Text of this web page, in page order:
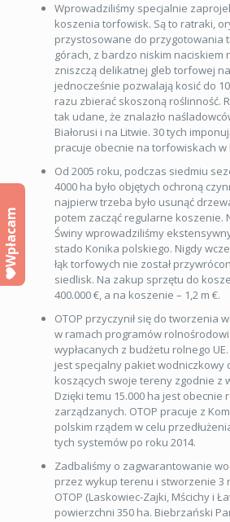
Wprowadziliśmy specjalnie
koszenia torfowisk. Są to ratraki,
przystosowane do przygotowania
górach, z bardzo niskim naciskiem
zniszczą delikatnej gleb torfowej
jednocześnie pozwalają kosić do
razu zbierać skoszoną roślinność.
tak udane, że znalazło
Białorusi i na Litwie. 30 tych
pracuje obecnie na torfowiskach w
Od 2005 roku, podczas siedmiu
4000 ha było objętych ochroną
najpierw trzeba było usunąć
potem zacząć regularne koszenie.
Świny wprowadziliśmy
stado Konika polskiego. Nigdy
łąk torfowych nie został
siedlisk. Na zakup sprzętu do
400.000 €, a na koszenie – 1,2 m €.
OTOP przyczynił się do tworzenia
w ramach programów
wypłacanych z budżetu rolnego
jest specjalny pakiet wodniczkowy
koszących swoje tereny zgodnie z
Dzięki temu 15.000 ha jest obecnie
zarządzanych. OTOP pracuje z
polskim rządem w celu
tych systemów po roku 2014.
Zadbaliśmy o zagwarantowanie
przez wykup terenu i stworzenie 3
OTOP (Laskowiec-Zajki, Mścichy i
powierzchni 350 ha. Biebrzański
Wpłacam